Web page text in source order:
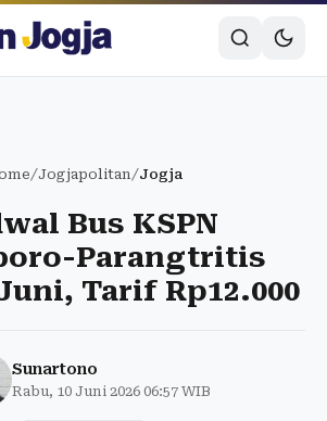
/Jogjapolitan/Jogja
Bus KSPN
Parangtritis
Tarif Rp12.000
Sunartono
Rabu, 10 Juni 2026 06:57 WIB